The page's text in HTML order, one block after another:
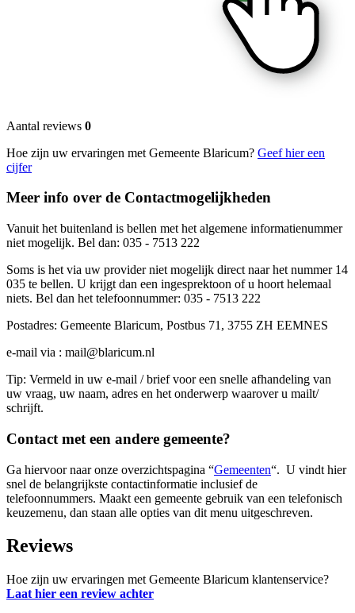
Aantal reviews 0
Hoe zijn uw ervaringen met Gemeente Blaricum? Geef hier een
cijfer
Meer info over de Contactmogelijkheden
Vanuit het buitenland is bellen met het algemene informatienummer
niet mogelijk. Bel dan: 035 - 7513 222
Soms is het via uw provider niet mogelijk direct naar het nummer 14
035 te bellen. U krijgt dan een ingesprektoon of u hoort helemaal
niets. Bel dan het telefoonnummer: 035 - 7513 222
Postadres: Gemeente Blaricum, Postbus 71, 3755 ZH EEMNES
e-mail via : mail@blaricum.nl
Tip: Vermeld in uw e-mail / brief voor een snelle afhandeling van
uw vraag, uw naam, adres en het onderwerp waarover u mailt/
schrijft.
Contact met een andere gemeente?
Ga hiervoor naar onze overzichtspagina “Gemeenten“. U vindt hier
snel de belangrijkste contactinformatie inclusief de
telefoonnummers. Maakt een gemeente gebruik van een telefonisch
keuzemenu, dan staan alle opties van dit menu uitgeschreven.
Reviews
Hoe zijn uw ervaringen met Gemeente Blaricum klantenservice?
Laat hier een review achter